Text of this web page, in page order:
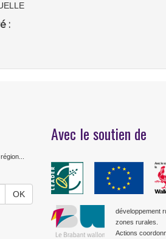
:
Avec le soutien de
développement
zones rurales.
Actions